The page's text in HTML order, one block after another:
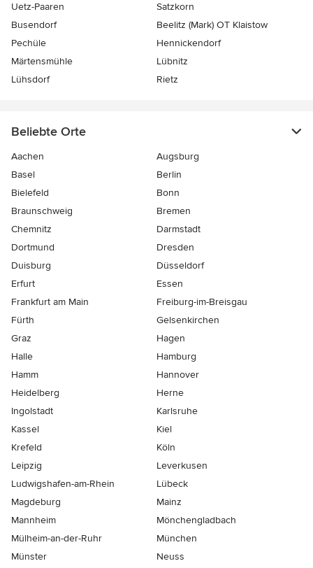
Uetz-Paaren
Satzkorn
Busendorf
Beelitz (Mark) OT Klaistow
Pechüle
Hennickendorf
Märtensmühle
Lübnitz
Lühsdorf
Rietz
Beliebte Orte
Aachen
Augsburg
Basel
Berlin
Bielefeld
Bonn
Braunschweig
Bremen
Chemnitz
Darmstadt
Dortmund
Dresden
Duisburg
Düsseldorf
Erfurt
Essen
Frankfurt am Main
Freiburg-im-Breisgau
Fürth
Gelsenkirchen
Graz
Hagen
Halle
Hamburg
Hamm
Hannover
Heidelberg
Herne
Ingolstadt
Karlsruhe
Kassel
Kiel
Krefeld
Köln
Leipzig
Leverkusen
Ludwigshafen-am-Rhein
Lübeck
Magdeburg
Mainz
Mannheim
Mönchen­gladbach
Mülheim-an-der-Ruhr
München
Münster
Neuss